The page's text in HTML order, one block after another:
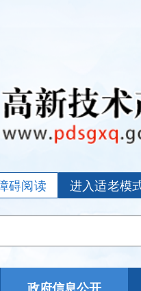
进入适老模
碍阅读
政府信息公开